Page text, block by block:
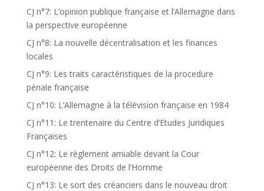
CJ n°7: L’opinion publique française et l’Allemagne dans
la perspective européenne
CJ n°8: La nouvelle décentralisation et les finances
locales
CJ n°9: Les traits caractéristiques de la procedure
pénale française
CJ n°10: L’Allemagne à la télévision française en 1984
CJ n°11: Le trentenaire du Centre d’Etudes Juridiques
Françaises
CJ n°12: Le règlement amiable devant la Cour
européenne des Droits de l’Homme
CJ n°13: Le sort des créanciers dans le nouveau droit